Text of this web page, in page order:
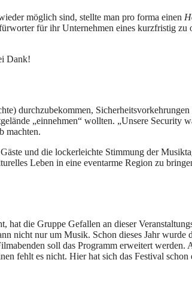
möglich sind, stellte man pro forma einen
für ihr Unternehmen eines kurzfristig zu
Dank!
durchzubekommen,
„einnehmen“ wollten. „Unsere Security
machten.
und die lockerleichte Stimmung der
Leben in eine eventarme Region zu
hat die Gruppe Gefallen an dieser
nicht nur um Musik. Schon dieses Jahr wurde
soll das Programm erweitert werden.
fehlt es nicht. Hier hat sich das Festival schon